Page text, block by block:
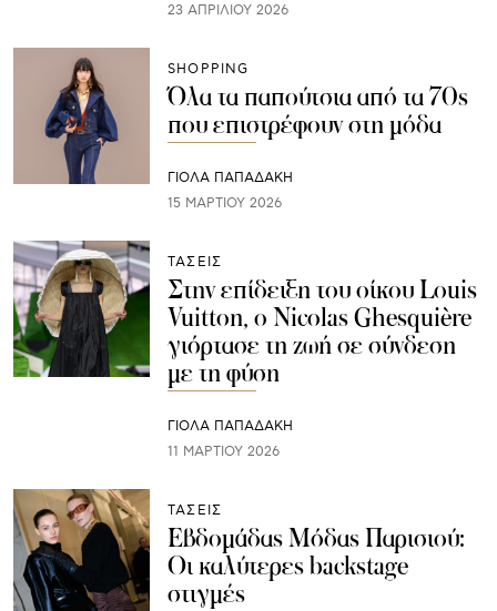
23 ΑΠΡΙΛΊΟΥ 2026
SHOPPING
Όλα τα παπούτσια από τα 70s
που επιστρέφουν στη μόδα
ΓΙΌΛΑ ΠΑΠΑΔΆΚΗ
15 ΜΑΡΤΊΟΥ 2026
ΤΑΣΕΙΣ
Στην επίδειξη του οίκου Louis
Vuitton, ο Nicolas Ghesquière
γιόρτασε τη ζωή σε σύνδεση
με τη φύση
ΓΙΌΛΑ ΠΑΠΑΔΆΚΗ
11 ΜΑΡΤΊΟΥ 2026
ΤΑΣΕΙΣ
Εβδομάδας Μόδας Παρισιού:
Οι καλύτερες backstage
στιγμές